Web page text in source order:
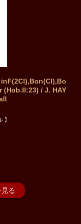
inF(2Cl),Bon(Cl),Bo
/ J. HAY
】
る